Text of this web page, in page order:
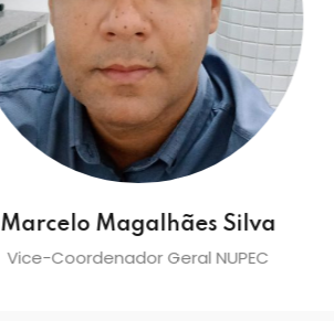
Marcelo Magalhães Silva
Vice-Coordenador Geral NUPEC